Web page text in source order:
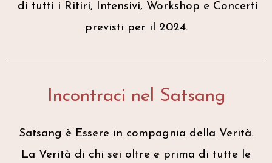
di tutti i Ritiri, Intensivi, Workshop e Concerti
previsti per il 2024.
Incontraci nel Satsang
Satsang è Essere in compagnia della Verità.
La Verità di chi sei oltre e prima di tutte le